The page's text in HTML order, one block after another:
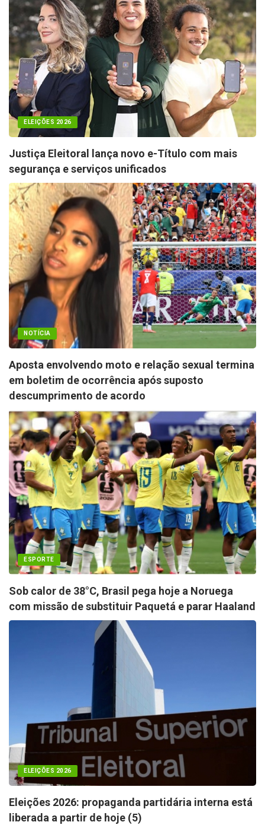
ELEIÇÕES 2026
Justiça Eleitoral lança novo e-Título com mais
segurança e serviços unificados
NOTÍCIA
Aposta envolvendo moto e relação sexual termina
em boletim de ocorrência após suposto
descumprimento de acordo
ESPORTE
Sob calor de 38°C, Brasil pega hoje a Noruega
com missão de substituir Paquetá e parar Haaland
ELEIÇÕES 2026
Eleições 2026: propaganda partidária interna está
liberada a partir de hoje (5)